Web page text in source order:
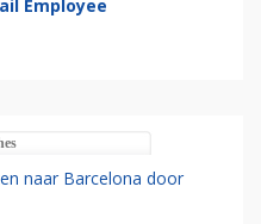
Employee
naar Barcelona door